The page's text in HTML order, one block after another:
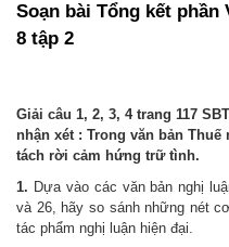
Soạn bài Tổng kết phần
8 tập 2
Giải câu 1, 2, 3, 4 trang 117
nhận xét : Trong văn bản
tách rời cảm hứng trữ tình.
1. Dựa vào các văn bản nghị
và 26, hãy so sánh những nét
tác phẩm nghị luận hiện đại.